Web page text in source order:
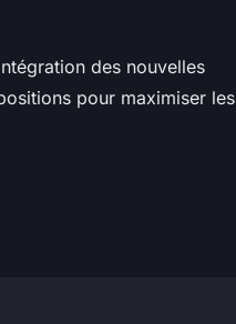
des nouvelles
pour maximiser les